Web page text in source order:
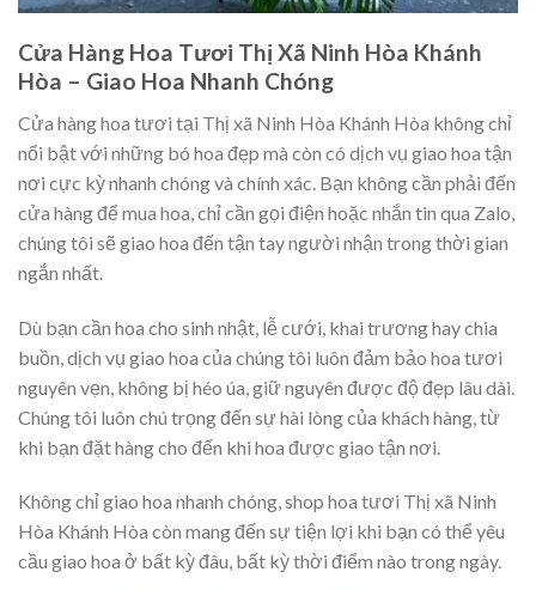
Cửa Hàng Hoa Tươi Thị Xã Ninh Hòa Khánh
Hòa – Giao Hoa Nhanh Chóng
Cửa hàng hoa tươi tại Thị xã Ninh Hòa Khánh Hòa không chỉ
nổi bật với những bó hoa đẹp mà còn có dịch vụ giao hoa tận
nơi cực kỳ nhanh chóng và chính xác. Bạn không cần phải đến
cửa hàng để mua hoa, chỉ cần gọi điện hoặc nhắn tin qua Zalo,
chúng tôi sẽ giao hoa đến tận tay người nhận trong thời gian
ngắn nhất.
Dù bạn cần hoa cho sinh nhật, lễ cưới, khai trương hay chia
buồn, dịch vụ giao hoa của chúng tôi luôn đảm bảo hoa tươi
nguyên vẹn, không bị héo úa, giữ nguyên được độ đẹp lâu dài.
Chúng tôi luôn chú trọng đến sự hài lòng của khách hàng, từ
khi bạn đặt hàng cho đến khi hoa được giao tận nơi.
Không chỉ giao hoa nhanh chóng, shop hoa tươi Thị xã Ninh
Hòa Khánh Hòa còn mang đến sự tiện lợi khi bạn có thể yêu
cầu giao hoa ở bất kỳ đâu, bất kỳ thời điểm nào trong ngày.